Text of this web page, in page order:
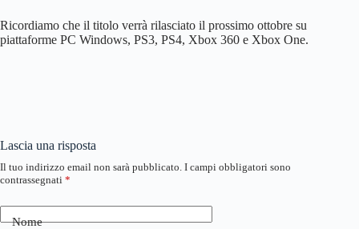
Ricordiamo che il titolo verrà rilasciato il prossimo ottobre su
piattaforme PC Windows, PS3, PS4, Xbox 360 e Xbox One.
Lascia una risposta
Il tuo indirizzo email non sarà pubblicato. I campi obbligatori sono
contrassegnati *
Nome